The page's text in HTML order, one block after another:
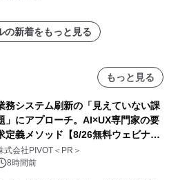
の新着をもっと見る
もっと見る
務システム刷新の「見えていない課
」にアプローチ。AI×UX専門家の要
定義メソッド【8/26無料ウェビナ
】株式会社PIVOT
式会社PIVOT＜PR＞
8時間前